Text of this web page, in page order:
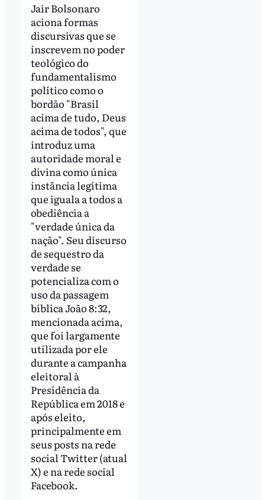
Jair Bolsonaro
aciona formas
discursivas que se
inscrevem no poder
teológico do
fundamentalismo
político como o
bordão "Brasil
acima de tudo, Deus
acima de todos", que
introduz uma
autoridade moral e
divina como única
instância legítima
que iguala a todos a
obediência a
"verdade única da
nação". Seu discurso
de sequestro da
verdade se
potencializa com o
uso da passagem
bíblica João 8:32,
mencionada acima,
que foi largamente
utilizada por ele
durante a campanha
eleitoral à
Presidência da
República em 2018 e
após eleito,
principalmente em
seus posts na rede
social Twitter (atual
X) e na rede social
Facebook.